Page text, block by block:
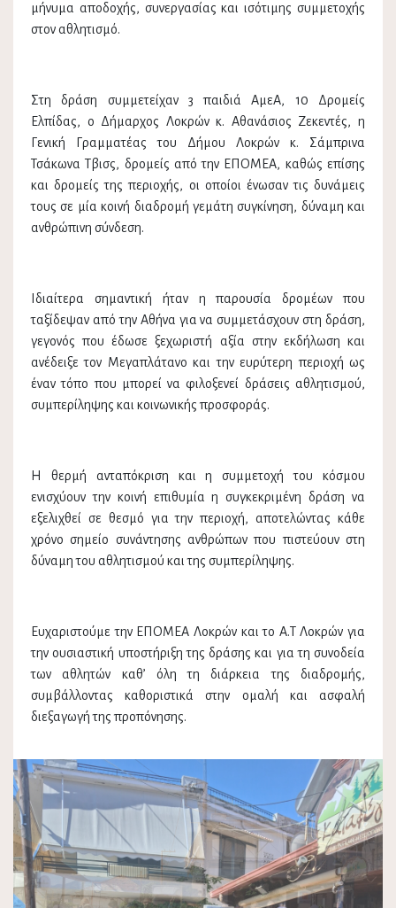
μήνυμα αποδοχής, συνεργασίας και ισότιμης συμμετοχής
στον αθλητισμό.
Στη δράση συμμετείχαν 3 παιδιά ΑμεΑ, 10 Δρομείς
Ελπίδας, ο Δήμαρχος Λοκρών κ. Αθανάσιος Ζεκεντές, η
Γενική Γραμματέας του Δήμου Λοκρών κ. Σάμπρινα
Τσάκωνα Τβισς, δρομείς από την ΕΠΟΜΕΑ, καθώς επίσης
και δρομείς της περιοχής, οι οποίοι ένωσαν τις δυνάμεις
τους σε μία κοινή διαδρομή γεμάτη συγκίνηση, δύναμη και
ανθρώπινη σύνδεση.
Ιδιαίτερα σημαντική ήταν η παρουσία δρομέων που
ταξίδεψαν από την Αθήνα για να συμμετάσχουν στη δράση,
γεγονός που έδωσε ξεχωριστή αξία στην εκδήλωση και
ανέδειξε τον Μεγαπλάτανο και την ευρύτερη περιοχή ως
έναν τόπο που μπορεί να φιλοξενεί δράσεις αθλητισμού,
συμπερίληψης και κοινωνικής προσφοράς.
Η θερμή ανταπόκριση και η συμμετοχή του κόσμου
ενισχύουν την κοινή επιθυμία η συγκεκριμένη δράση να
εξελιχθεί σε θεσμό για την περιοχή, αποτελώντας κάθε
χρόνο σημείο συνάντησης ανθρώπων που πιστεύουν στη
δύναμη του αθλητισμού και της συμπερίληψης.
Ευχαριστούμε την ΕΠΟΜΕΑ Λοκρών και το Α.Τ Λοκρών για
την ουσιαστική υποστήριξη της δράσης και για τη συνοδεία
των αθλητών καθ’ όλη τη διάρκεια της διαδρομής,
συμβάλλοντας καθοριστικά στην ομαλή και ασφαλή
διεξαγωγή της προπόνησης.